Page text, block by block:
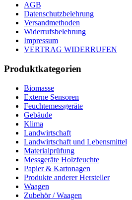
AGB
Datenschutzbelehrung
Versandmethoden
Widerrufsbelehrung
Impressum
VERTRAG WIDERRUFEN
Produktkategorien
Biomasse
Externe Sensoren
Feuchtemessgeräte
Gebäude
Klima
Landwirtschaft
Landwirtschaft und Lebensmittel
Materialprüfung
Messgeräte Holzfeuchte
Papier & Kartonagen
Produkte anderer Hersteller
Waagen
Zubehör / Waagen